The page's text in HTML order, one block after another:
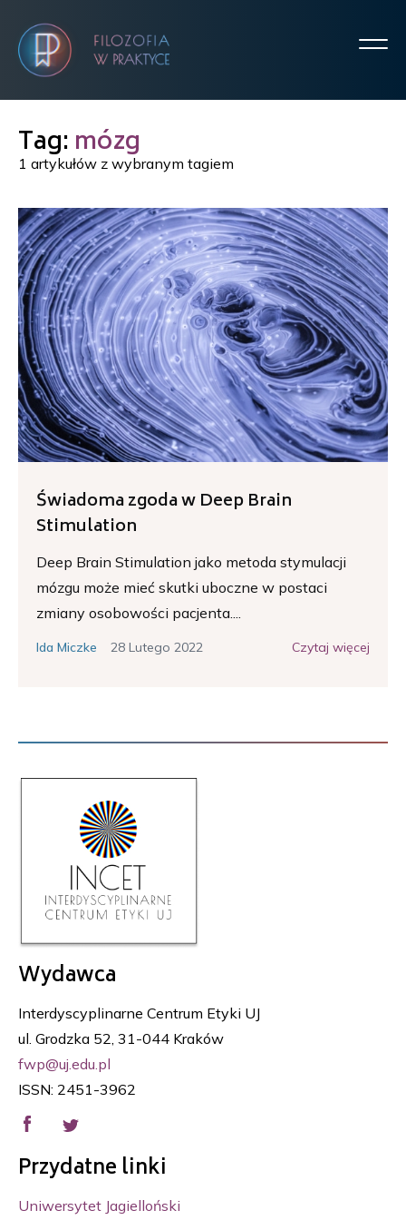
Tag:mózg
1 artykułów z wybranym tagiem
Świadoma zgoda w Deep Brain
Stimulation
Deep Brain Stimulation jako metoda stymulacji
mózgu może mieć skutki uboczne w postaci
zmiany osobowości pacjenta....
Ida Miczke 28 Lutego 2022 Czytaj więcej
Wydawca
Interdyscyplinarne Centrum Etyki UJ
ul. Grodzka 52, 31-044 Kraków
fwp@uj.edu.pl
ISSN: 2451-3962
Przydatne linki
Uniwersytet Jagielloński